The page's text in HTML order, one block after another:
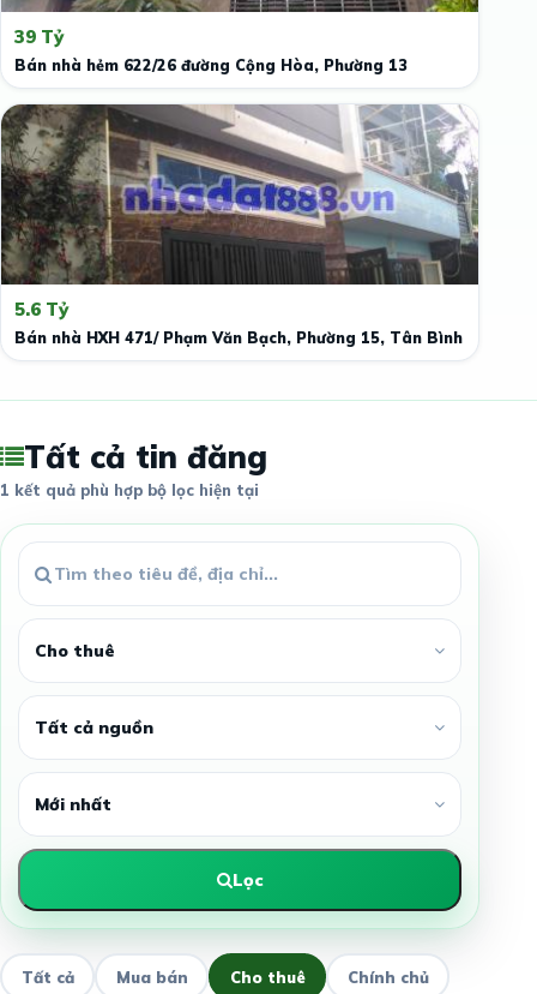
39 Tỷ
Bán nhà hẻm 622/26 đường Cộng Hòa, Phường 13
5.6 Tỷ
Bán nhà HXH 471/ Phạm Văn Bạch, Phường 15, Tân Bình
Tất cả tin đăng
1 kết quả phù hợp bộ lọc hiện tại
Lọc
Tất cả Mua bán Cho thuê Chính chủ